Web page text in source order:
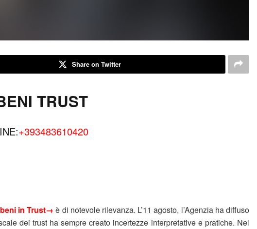
Share on Twitter
TRUST
+393483610420
in Trust→ è di notevole rilevanza. L’11 agosto, l’Agenzia ha diffuso
dei trust ha sempre creato incertezze interpretative e pratiche. Nel